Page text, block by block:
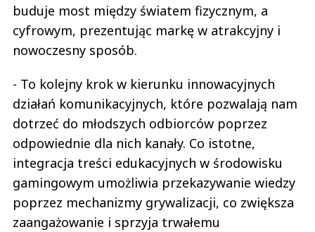
buduje most między światem fizycznym, a
cyfrowym, prezentując markę w atrakcyjny i
nowoczesny sposób.
- To kolejny krok w kierunku innowacyjnych
działań komunikacyjnych, które pozwalają nam
dotrzeć do młodszych odbiorców poprzez
odpowiednie dla nich kanały. Co istotne,
integracja treści edukacyjnych w środowisku
gamingowym umożliwia przekazywanie wiedzy
poprzez mechanizmy grywalizacji, co zwiększa
zaangażowanie i sprzyja trwałemu